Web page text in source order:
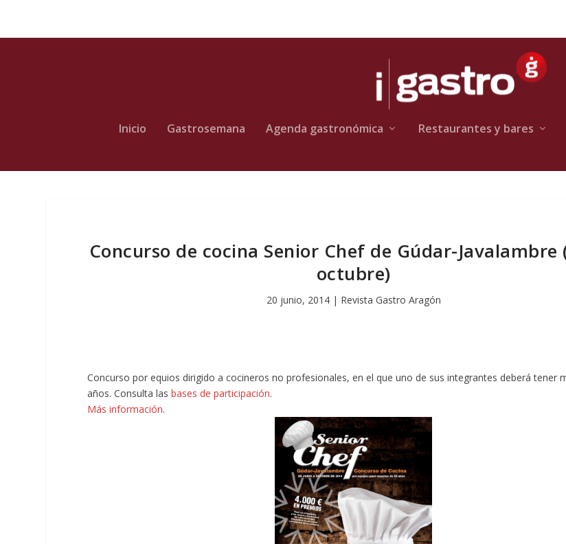
Inicio Gastrosemana Agenda gastronómica Restaurantes y bares
Concurso de cocina Senior Chef de Gúdar-Javalambre
octubre)
20 junio, 2014| Revista Gastro Aragón
Concurso por equios dirigido a cocineros no profesionales, en el que uno de sus integrantes deberá tener
años. Consulta lasbases de participación.
Más información.